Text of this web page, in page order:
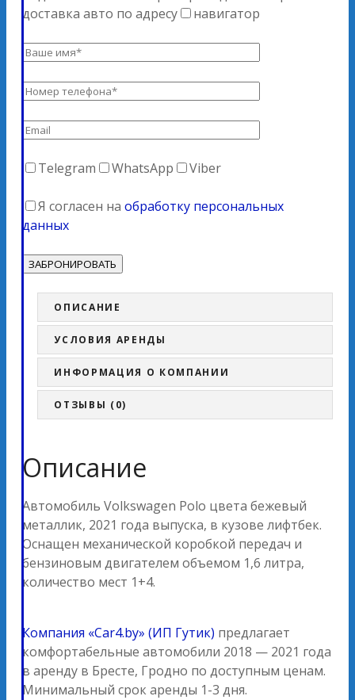
доставка авто по адресу
навигатор
Telegram WhatsApp Viber
Я согласен на обработку персональных
данных
ОПИСАНИЕ
УСЛОВИЯ АРЕНДЫ
ИНФОРМАЦИЯ О КОМПАНИИ
ОТЗЫВЫ (0)
Описание
Автомобиль Volkswagen Polo цвета бежевый
металлик, 2021 года выпуска, в кузове лифтбек.
Оснащен механической коробкой передач и
бензиновым двигателем объемом 1,6 литра,
количество мест 1+4.
Компания «Car4.by» (ИП Гутик) предлагает
комфортабельные автомобили 2018 — 2021 года
в аренду в Бресте, Гродно по доступным ценам.
Минимальный срок аренды 1-3 дня.